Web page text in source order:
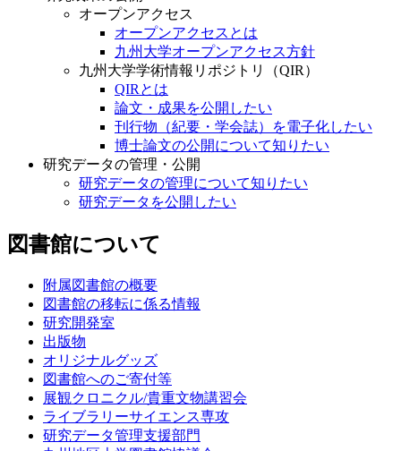
オープンアクセス
オープンアクセスとは
九州大学オープンアクセス方針
九州大学学術情報リポジトリ（QIR）
QIRとは
論文・成果を公開したい
刊行物（紀要・学会誌）を電子化したい
博士論文の公開について知りたい
研究データの管理・公開
研究データの管理について知りたい
研究データを公開したい
図書館について
附属図書館の概要
図書館の移転に係る情報
研究開発室
出版物
オリジナルグッズ
図書館へのご寄付等
展観クロニクル/貴重文物講習会
ライブラリーサイエンス専攻
研究データ管理支援部門